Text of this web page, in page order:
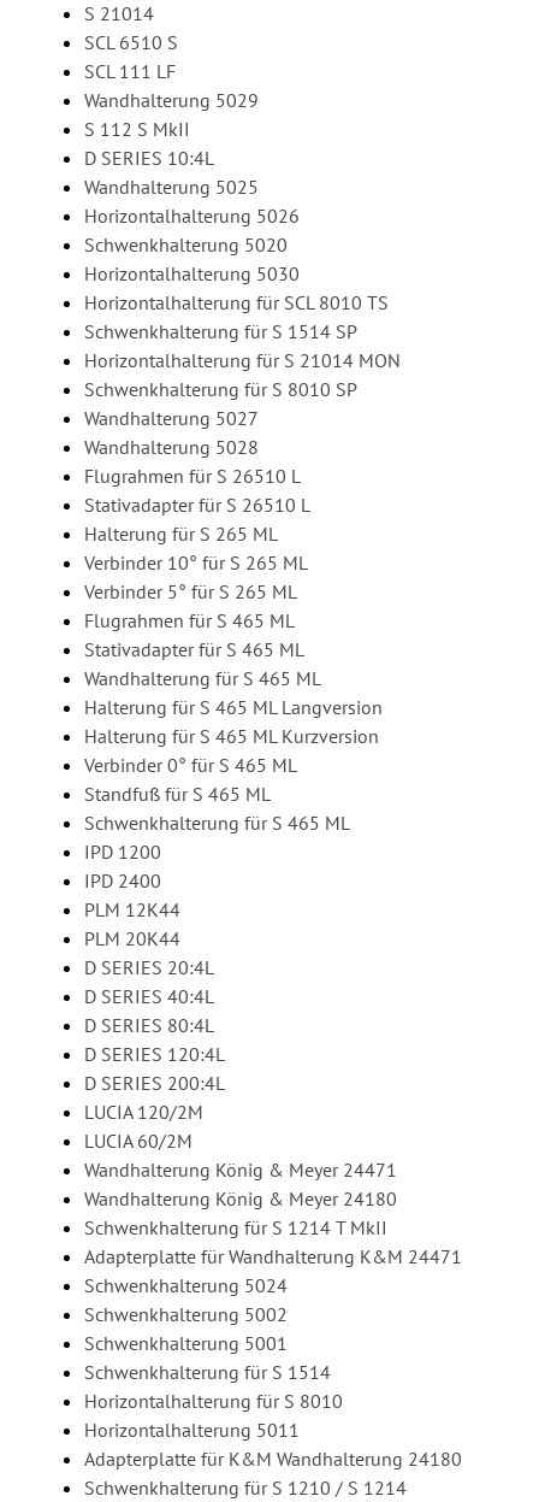
S 21014
SCL 6510 S
SCL 111 LF
Wandhalterung 5029
S 112 S MkII
D SERIES 10:4L
Wandhalterung 5025
Horizontalhalterung 5026
Schwenkhalterung 5020
Horizontalhalterung 5030
Horizontalhalterung für SCL 8010 TS
Schwenkhalterung für S 1514 SP
Horizontalhalterung für S 21014 MON
Schwenkhalterung für S 8010 SP
Wandhalterung 5027
Wandhalterung 5028
Flugrahmen für S 26510 L
Stativadapter für S 26510 L
Halterung für S 265 ML
Verbinder 10° für S 265 ML
Verbinder 5° für S 265 ML
Flugrahmen für S 465 ML
Stativadapter für S 465 ML
Wandhalterung für S 465 ML
Halterung für S 465 ML Langversion
Halterung für S 465 ML Kurzversion
Verbinder 0° für S 465 ML
Standfuß für S 465 ML
Schwenkhalterung für S 465 ML
IPD 1200
IPD 2400
PLM 12K44
PLM 20K44
D SERIES 20:4L
D SERIES 40:4L
D SERIES 80:4L
D SERIES 120:4L
D SERIES 200:4L
LUCIA 120/2M
LUCIA 60/2M
Wandhalterung König & Meyer 24471
Wandhalterung König & Meyer 24180
Schwenkhalterung für S 1214 T MkII
Adapterplatte für Wandhalterung K&M 24471
Schwenkhalterung 5024
Schwenkhalterung 5002
Schwenkhalterung 5001
Schwenkhalterung für S 1514
Horizontalhalterung für S 8010
Horizontalhalterung 5011
Adapterplatte für K&M Wandhalterung 24180
Schwenkhalterung für S 1210 / S 1214